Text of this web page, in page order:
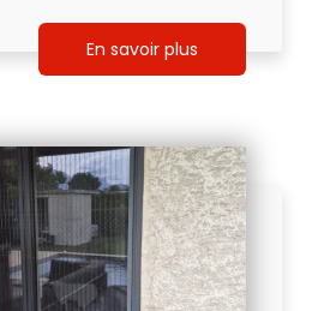
En savoir plus